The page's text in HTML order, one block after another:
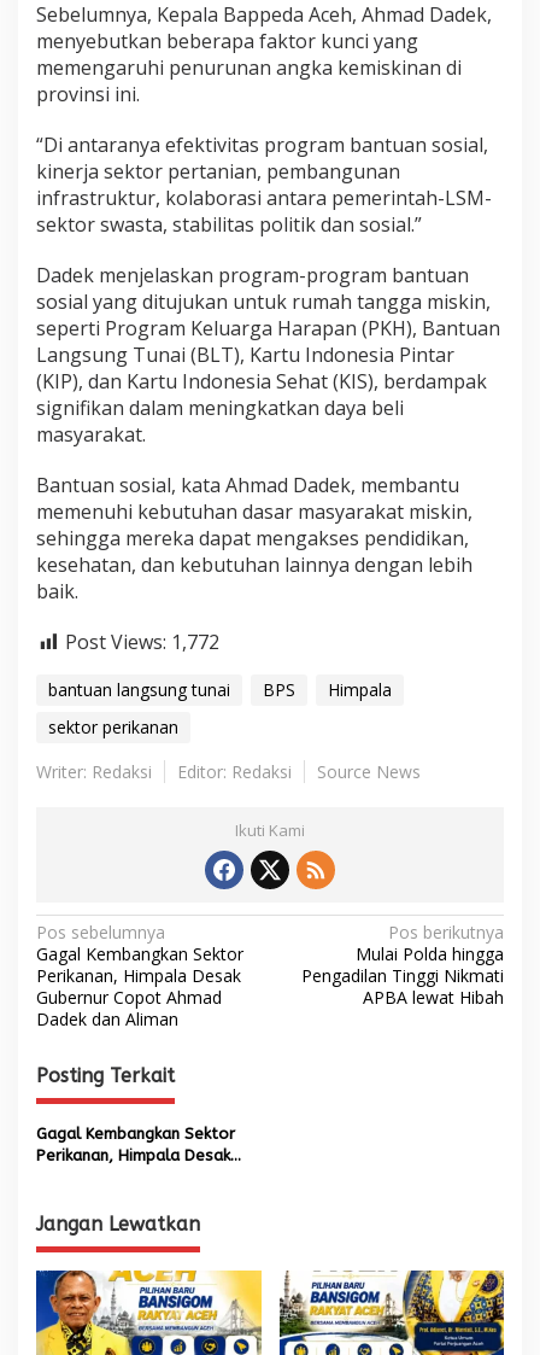
Sebelumnya, Kepala Bappeda Aceh, Ahmad Dadek,
menyebutkan beberapa faktor kunci yang
memengaruhi penurunan angka kemiskinan di
provinsi ini.
“Di antaranya efektivitas program bantuan sosial,
kinerja sektor pertanian, pembangunan
infrastruktur, kolaborasi antara pemerintah-LSM-
sektor swasta, stabilitas politik dan sosial.”
Dadek menjelaskan program-program bantuan
sosial yang ditujukan untuk rumah tangga miskin,
seperti Program Keluarga Harapan (PKH), Bantuan
Langsung Tunai (BLT), Kartu Indonesia Pintar
(KIP), dan Kartu Indonesia Sehat (KIS), berdampak
signifikan dalam meningkatkan daya beli
masyarakat.
Bantuan sosial, kata Ahmad Dadek, membantu
memenuhi kebutuhan dasar masyarakat miskin,
sehingga mereka dapat mengakses pendidikan,
kesehatan, dan kebutuhan lainnya dengan lebih
baik.
Post Views: 1,772
bantuan langsung tunai BPS
Himpala
sektor perikanan
Writer: Redaksi
Editor: Redaksi Source News
Ikuti Kami
N
a
v
g
a
s
p
o
s
Pos sebelumnya
Gagal Kembangkan Sektor
Perikanan, Himpala Desak
Gubernur Copot Ahmad
Dadek dan Aliman
Pos berikutnya
Mulai Polda hingga
Pengadilan Tinggi Nikmati
APBA lewat Hibah
Posting Terkait
Gagal Kembangkan Sektor
Perikanan, Himpala Desak
Jangan Lewatkan